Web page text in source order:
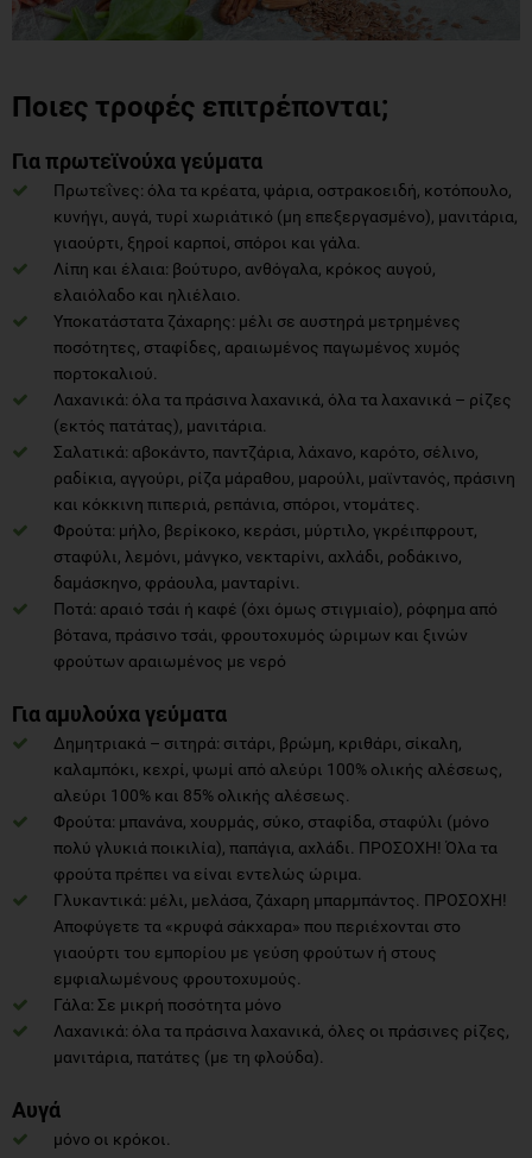
Ποιες τροφές επιτρέπονται;
Για πρωτεϊνούχα γεύματα
Πρωτεΐνες: όλα τα κρέατα, ψάρια, οστρακοειδή, κοτόπουλο,
κυνήγι, αυγά, τυρί χωριάτικό (μη επεξεργασμένο), μανιτάρια,
γιαούρτι, ξηροί καρποί, σπόροι και γάλα.
Λίπη και έλαια: βούτυρο, ανθόγαλα, κρόκος αυγού,
ελαιόλαδο και ηλιέλαιο.
Υποκατάστατα ζάχαρης: μέλι σε αυστηρά μετρημένες
ποσότητες, σταφίδες, αραιωμένος παγωμένος χυμός
πορτοκαλιού.
Λαχανικά: όλα τα πράσινα λαχανικά, όλα τα λαχανικά – ρίζες
(εκτός πατάτας), μανιτάρια.
Σαλατικά: αβοκάντο, παντζάρια, λάχανο, καρότο, σέλινο,
ραδίκια, αγγούρι, ρίζα μάραθου, μαρούλι, μαϊντανός, πράσινη
και κόκκινη πιπεριά, ρεπάνια, σπόροι, ντομάτες.
Φρούτα: μήλο, βερίκοκο, κεράσι, μύρτιλο, γκρέιπφρουτ,
σταφύλι, λεμόνι, μάνγκο, νεκταρίνι, αχλάδι, ροδάκινο,
δαμάσκηνο, φράουλα, μανταρίνι.
Ποτά: αραιό τσάι ή καφέ (όχι όμως στιγμιαίο), ρόφημα από
βότανα, πράσινο τσάι, φρουτοχυμός ώριμων και ξινών
φρούτων αραιωμένος με νερό
Για αμυλούχα γεύματα
Δημητριακά – σιτηρά: σιτάρι, βρώμη, κριθάρι, σίκαλη,
καλαμπόκι, κεχρί, ψωμί από αλεύρι 100% ολικής αλέσεως,
αλεύρι 100% και 85% ολικής αλέσεως.
Φρούτα: μπανάνα, χουρμάς, σύκο, σταφίδα, σταφύλι (μόνο
πολύ γλυκιά ποικιλία), παπάγια, αχλάδι. ΠΡΟΣΟΧΗ! Όλα τα
φρούτα πρέπει να είναι εντελώς ώριμα.
Γλυκαντικά: μέλι, μελάσα, ζάχαρη μπαρμπάντος. ΠΡΟΣΟΧΗ!
Αποφύγετε τα «κρυφά σάκχαρα» που περιέχονται στο
γιαούρτι του εμπορίου με γεύση φρούτων ή στους
εμφιαλωμένους φρουτοχυμούς.
Γάλα: Σε μικρή ποσότητα μόνο
Λαχανικά: όλα τα πράσινα λαχανικά, όλες οι πράσινες ρίζες,
μανιτάρια, πατάτες (με τη φλούδα).
Αυγά
μόνο οι κρόκοι.